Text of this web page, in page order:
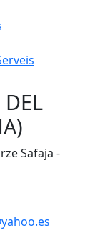
DEL
Safaja -